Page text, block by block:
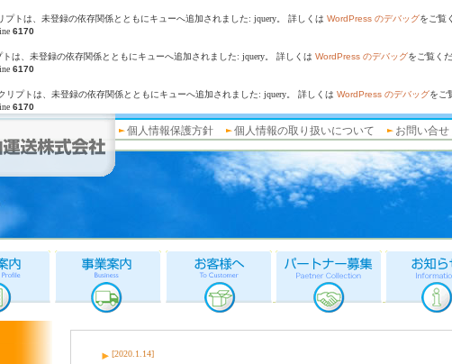
プトは、未登録の依存関係とともにキューへ追加されました: jquery。 詳しくは WordPress のデバッグをご覧
6170
は、未登録の依存関係とともにキューへ追加されました: jquery。 詳しくは WordPress のデバッグをご覧く
6170
リプトは、未登録の依存関係とともにキューへ追加されました: jquery。 詳しくは WordPress のデバッグをご
6170
個人情報保護方針 個人情報の取り扱いについて お問い合せ
[2020.1.14]